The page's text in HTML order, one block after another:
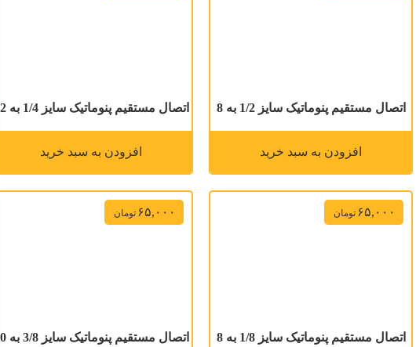
اتصال مستقیم پنوماتیک سایز 1/2 به 8
افزودن به سبد خرید
اتصال مستقیم پنوماتیک سایز 1/4 به 12
افزودن به سبد خرید
۶۵,۰۰۰ تومان
اتصال مستقیم پنوماتیک سایز 1/8 به 8
۶۵,۰۰۰ تومان
اتصال مستقیم پنوماتیک سایز 3/8 به 10